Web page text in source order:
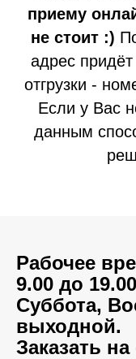
приему
не стоит :)
адрес
отгрузки -
Если у Вас
данным
Рабочее
9.00 до
Суббота,
выходной.
Заказать на